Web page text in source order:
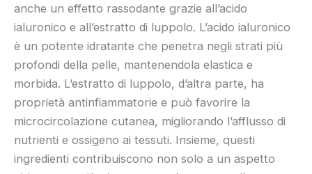
anche un effetto rassodante grazie all’acido
ialuronico e all’estratto di luppolo. L’acido ialuronico
è un potente idratante che penetra negli strati più
profondi della pelle, mantenendola elastica e
morbida. L’estratto di luppolo, d’altra parte, ha
proprietà antinfiammatorie e può favorire la
microcircolazione cutanea, migliorando l’afflusso di
nutrienti e ossigeno ai tessuti. Insieme, questi
ingredienti contribuiscono non solo a un aspetto